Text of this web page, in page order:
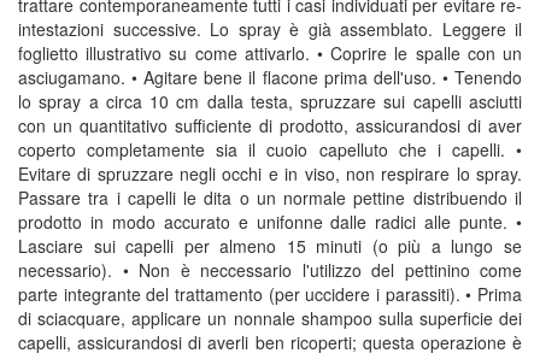
intestazioni successive. Lo spray è già assemblato. Leggere il
foglietto illustrativo su come attivarlo. • Coprire le spalle con un
asciugamano. • Agitare bene il flacone prima dell'uso. • Tenendo
lo spray a circa 10 cm dalla testa, spruzzare sui capelli asciutti
con un quantitativo sufficiente di prodotto, assicurandosi di aver
coperto completamente sia il cuoio capelluto che i capelli. •
Evitare di spruzzare negli occhi e in viso, non respirare lo spray.
Passare tra i capelli le dita o un normale pettine distribuendo il
prodotto in modo accurato e unifonne dalle radici alle punte. •
Lasciare sui capelli per almeno 15 minuti (o più a lungo se
necessario). • Non è neccessario l'utilizzo del pettinino come
parte integrante del trattamento (per uccidere i parassiti). • Prima
di sciacquare, applicare un nonnale shampoo sulla superficie dei
capelli, assicurandosi di averli ben ricoperti; questa operazione è